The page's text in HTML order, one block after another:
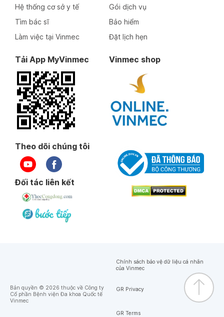
Hệ thống cơ sở y tế
Tìm bác sĩ
Làm việc tại Vinmec
Gói dịch vụ
Bảo hiểm
Đặt lịch hẹn
Tải App MyVinmec Vinmec shop
Theo dõi chúng tôi
Đối tác liên kết
Bản quyền © 2026 thuộc về Công ty
Cổ phần Bệnh viện Đa khoa Quốc tế
Vinmec
Chính sách bảo vệ dữ liệu cá nhân
của Vinmec
GR Privacy
GR Terms